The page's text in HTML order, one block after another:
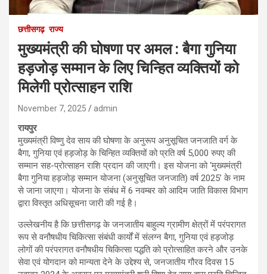
छत्तीसगढ़ राज्य
मुख्यमंत्री की घोषणा पर अमल : बैगा गुनिया
हड़जोड़ सम्मान के लिए चिन्हित व्यक्तियों को
मिलेगी प्रोत्साहन राशि
November 7, 2025 admin
रायपुर
मुख्यमंत्री विष्णु देव साय की घोषणा के अनुरूप अनुसूचित जनजाति वर्ग के
बैगा, गुनिया एवं हड़जोड़ के चिन्हित व्यक्तियों को प्रति वर्ष 5,000 रुपए की
सम्मान सह-प्रोत्साहन राशि प्रदान की जाएगी। इस योजना को ‘मुख्यमंत्री
बैगा गुनिया हड़जोड़ सम्मान योजना (अनुसूचित जनजाति) वर्ष 2025’ के नाम
से जाना जाएगा। योजना के संबंध में 6 नवम्बर को आदिम जाति विकास विभाग
द्वारा विस्तृत अधिसूचना जारी की गई है।
उल्लेखनीय है कि छत्तीसगढ़ के जनजातीय बाहुल्य ग्रामीण क्षेत्रों में परंपरागत
रूप से वनौषधीय चिकित्सा संबंधी कार्यों में संलग्न बैगा, गुनिया एवं हड़जोड़
लोगों की परंपरागत वनौषधीय चिकित्सा पद्धति को प्रोत्साहित करने और उनके
सेवा एवं योगदान को मान्यता देने के उद्देश्य से, जनजातीय गौरव दिवस 15